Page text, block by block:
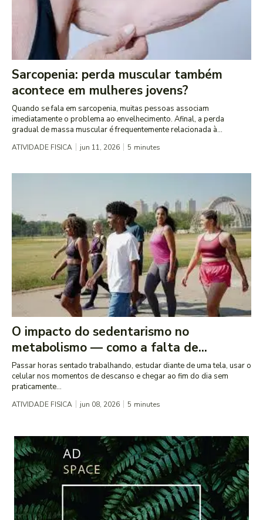
Sarcopenia: perda muscular também
acontece em mulheres jovens?
Quando se fala em sarcopenia, muitas pessoas associam
imediatamente o problema ao envelhecimento. Afinal, a perda
gradual de massa muscular é frequentemente relacionada à...
ATIVIDADE FISICA jun 11, 2026 5 minutes
O impacto do sedentarismo no
metabolismo — como a falta de...
Passar horas sentado trabalhando, estudar diante de uma tela, usar o
celular nos momentos de descanso e chegar ao fim do dia sem
praticamente...
ATIVIDADE FISICA jun 08, 2026 5 minutes